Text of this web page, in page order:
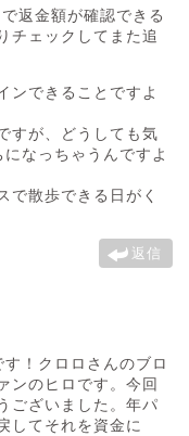
返金額が確認できる
チェックしてまた追
ンできることですよ
すが、どうしても気
なっちゃうんですよ
で散歩できる日がく
返信
！クロロさんのブロ
ンのヒロです。今回
ございました。年パ
してそれを資金に